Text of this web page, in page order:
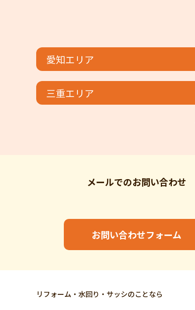
愛知エリア
三重エリア
メールでのお問い合わせ
お問い合わせフォーム
リフォーム・水回り・サッシのことなら